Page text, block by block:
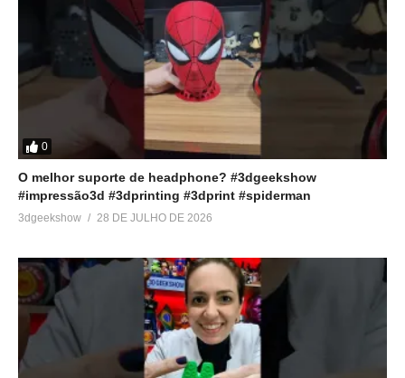
0
O melhor suporte de headphone? #3dgeekshow
#impressão3d #3dprinting #3dprint #spiderman
3dgeekshow 28 DE JULHO DE 2026